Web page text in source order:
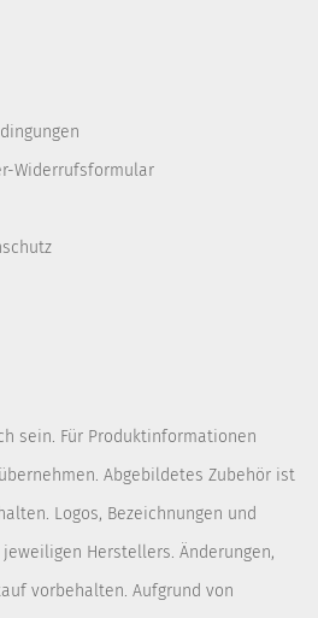
Widerrufsformular
sein. Für Produktinformationen
Abgebildetes Zubehör ist
Logos, Bezeichnungen und
Herstellers. Änderungen,
vorbehalten. Aufgrund von